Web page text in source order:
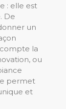
: elle est
De
un
la
ou
permet
et